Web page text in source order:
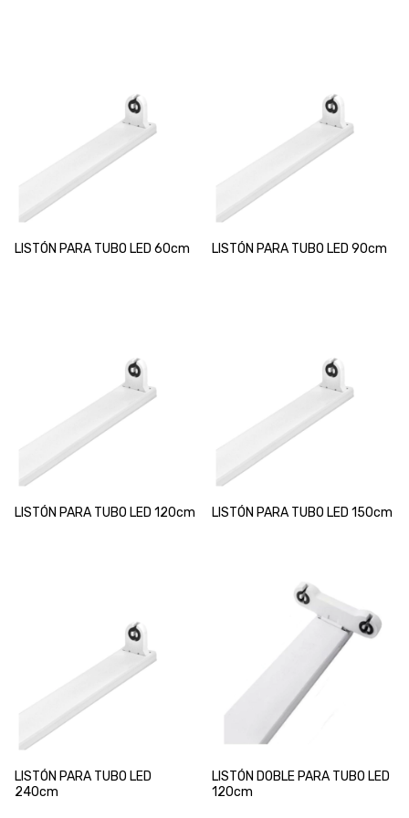
LISTÓN PARA TUBO LED 60cm LISTÓN PARA TUBO LED 90cm
LISTÓN PARA TUBO LED 120cm LISTÓN PARA TUBO LED 150cm
LISTÓN PARA TUBO LED
240cm
LISTÓN DOBLE PARA TUBO LED
120cm